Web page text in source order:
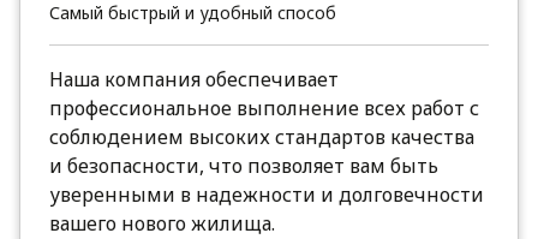
Самый быстрый и удобный способ
Наша компания обеспечивает
профессиональное выполнение всех работ с
соблюдением высоких стандартов качества
и безопасности, что позволяет вам быть
уверенными в надежности и долговечности
вашего нового жилища.